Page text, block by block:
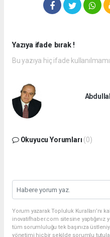
Yazıya ifade bırak !
Bu yazıya hiç ifade
Okuyucu Yorumları (0)
Yorum yazarak Topluluk Kuralları’nı
inovatifhaber.com sitesine
tüm sorumluluğu tek başınıza
yönetimi hiçbir şekilde sorumlu